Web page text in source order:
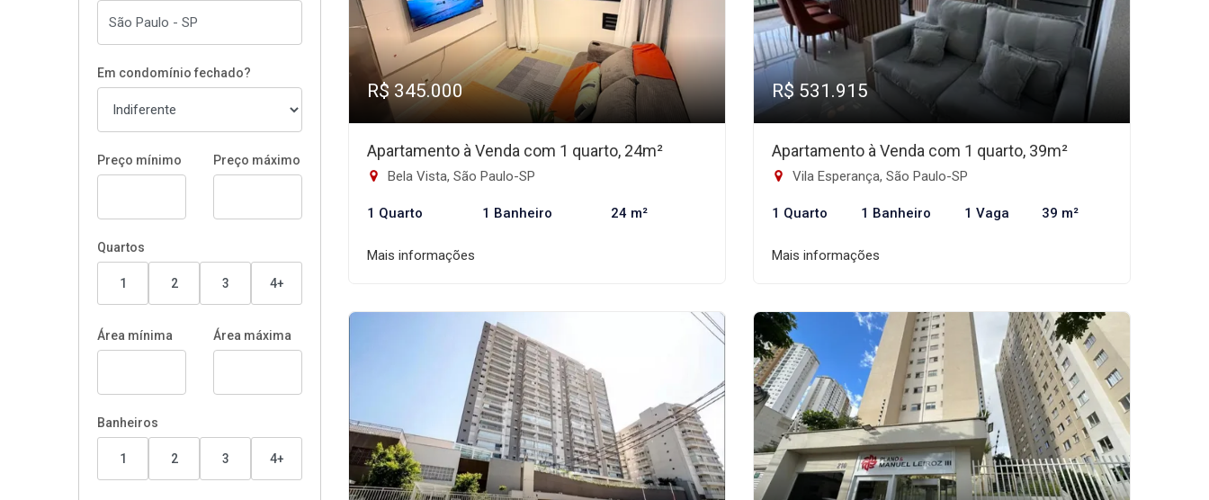
Em condomínio fechado?
Preço mínimo Preço máximo
Quartos
1 2 3 4+
Área mínima Área máxima
Banheiros
1 2 3 4+
R$ 345.000
Apartamento à Venda com 1 quarto, 24m²
Bela Vista, São Paulo-SP
1 Quarto 1 Banheiro 24 m²
Mais informações
R$ 531.915
Apartamento à Venda com 1 quarto, 39m²
Vila Esperança, São Paulo-SP
1 Quarto 1 Banheiro 1 Vaga 39 m²
Mais informações